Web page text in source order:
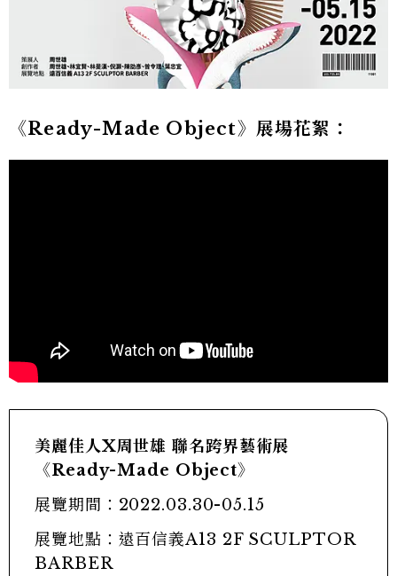
《Ready-Made Object》 展場花絮：
美麗佳人X周世雄 聯名跨界藝術展
《Ready-Made Object》
展覽期間：2022.03.30-05.15
展覽地點：遠百信義A13 2F SCULPTOR
BARBER